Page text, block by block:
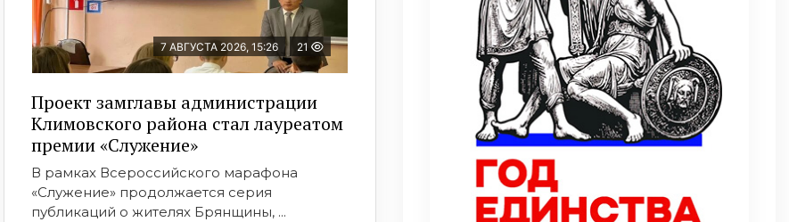
7 АВГУСТА 2026, 15:26 21
Проект замглавы администрации
Климовского района стал лауреатом
премии «Служение»
В рамках Всероссийского марафона
«Служение» продолжается серия
публикаций о жителях Брянщины, ...